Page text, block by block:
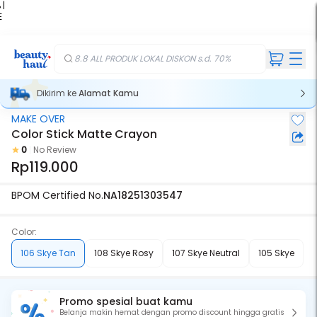
|
8.8 ALL PRODUK LOKAL DISKON s.d. 70%
Dikirim keAlamat Kamu
MAKE OVER
Color Stick Matte Crayon
0 No Review
Rp119.000
BPOM Certified No.NA18251303547
Color:
106 Skye Tan
108 Skye Rosy 107 Skye Neutral 105 Skye
Promo spesial buat kamu
Belanja makin hemat dengan promo discount hingga gratis